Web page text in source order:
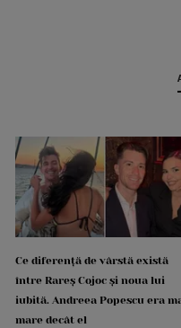
Ce diferență de vârstă există
între Rareș Cojoc și noua lui
iubită. Andreea Popescu era
mare decât el